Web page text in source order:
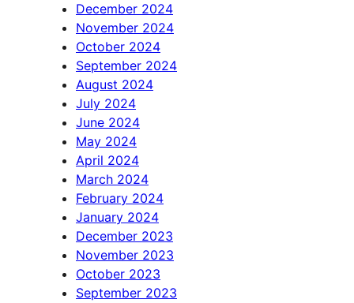
December 2024
November 2024
October 2024
September 2024
August 2024
July 2024
June 2024
May 2024
April 2024
March 2024
February 2024
January 2024
December 2023
November 2023
October 2023
September 2023